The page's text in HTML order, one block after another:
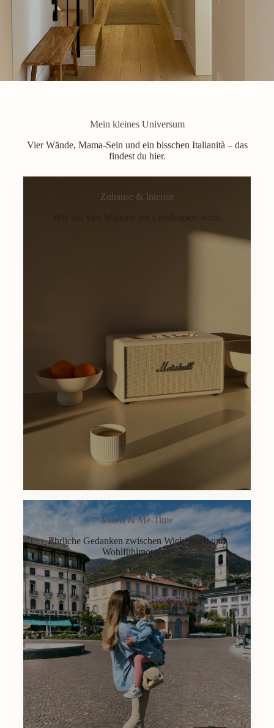
Mein kleines Universum
Vier Wände, Mama-Sein und ein bisschen Italianità – das
findest du hier.
Zuhause & Interior
Wie aus vier Wänden ein Lieblingsort wird.
Mama & Me-Time
Ehrliche Gedanken zwischen Wickeltisch und
Wohlfühlmoment.
Lifestyle